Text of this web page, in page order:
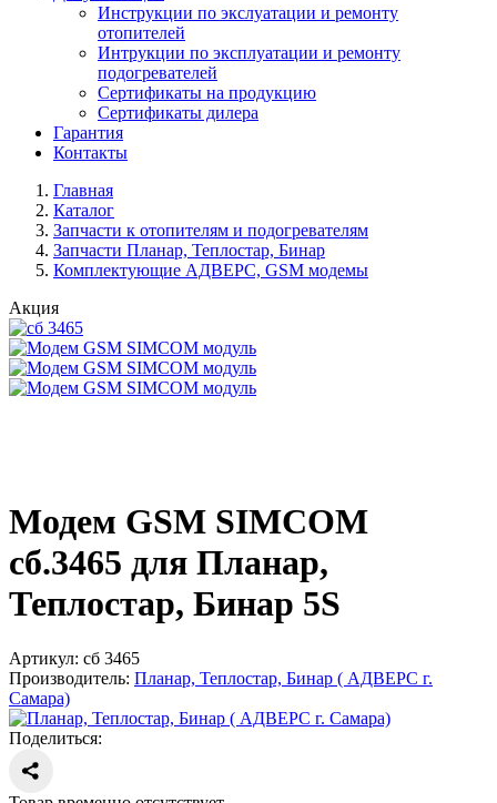
Инструкции по экслуатации и ремонту
отопителей
Интрукции по эксплуатации и ремонту
подогревателей
Сертификаты на продукцию
Сертификаты дилера
Гарантия
Контакты
Главная
Каталог
Запчасти к отопителям и подогревателям
Запчасти Планар, Теплостар, Бинар
Комплектующие АДВЕРС, GSM модемы
Акция
Модем GSM SIMCOM
сб.3465 для Планар,
Теплостар, Бинар 5S
Артикул: сб 3465
Производитель: Планар, Теплостар, Бинар ( АДВЕРС г.
Самара)
Поделиться: